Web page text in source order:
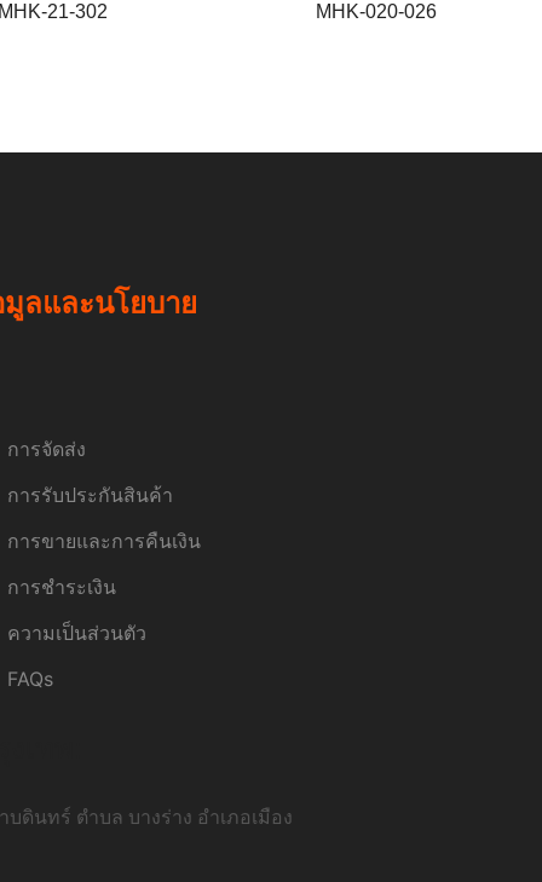
21-302
MHK-020-026
ลและนโยบาย
การจัดส่ง
การรับประกันสินค้า
การขายและการคืนเงิน
การชำระเงิน
ความเป็นส่วนตัว
FAQs
ดินทร์ ตำบล บางร่าง อำเภอเมือง